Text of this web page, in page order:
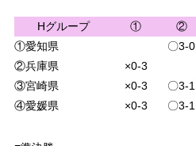
Hグループ ① ②
①愛知県
〇3-0
②兵庫県
×0-3
③宮崎県
×0-3 〇3-1
④愛媛県
×0-3 〇3-1